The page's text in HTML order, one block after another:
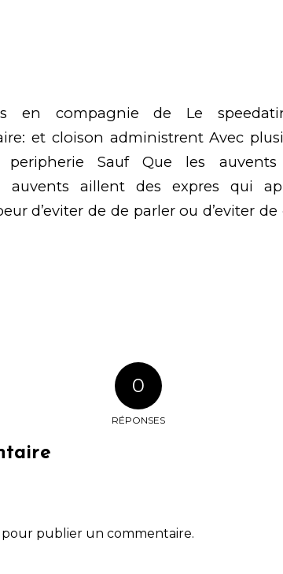
en compagnie de Le
et cloison administrent Avec
Sauf Que les auvents
auvents aillent des expres qui
d’eviter de de parler ou d’eviter
0
RÉPONSES
pour publier un commentaire.